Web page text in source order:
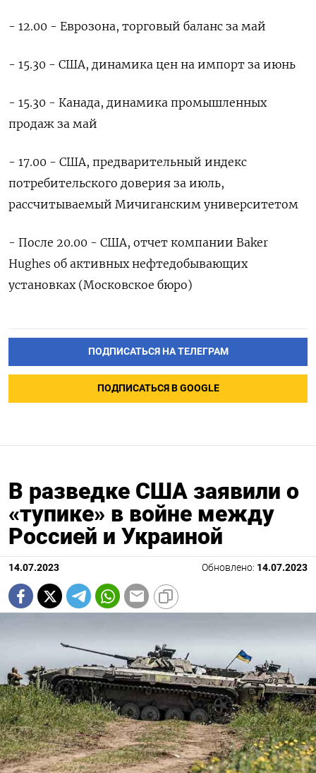
- 12.00 - Еврозона, торговый баланс за май
- 15.30 - США, динамика цен на импорт за июнь
- 15.30 - Канада, динамика промышленных
продаж за май
- 17.00 - США, предварительный индекс
потребительского доверия за июль,
рассчитываемый Мичиганским университетом
- После 20.00 - США, отчет компании Baker
Hughes об активных нефтедобывающих
установках (Московское бюро)
ПОДПИСАТЬСЯ НА ТЕЛЕГРАМ
ПОДПИСАТЬСЯ В GOOGLE
В разведке США заявили о
«тупике» в войне между
Россией и Украиной
14.07.2023 Обновлено: 14.07.2023